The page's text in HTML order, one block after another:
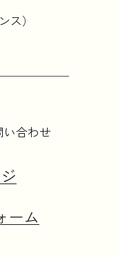
ス）
い合わせ
ーム